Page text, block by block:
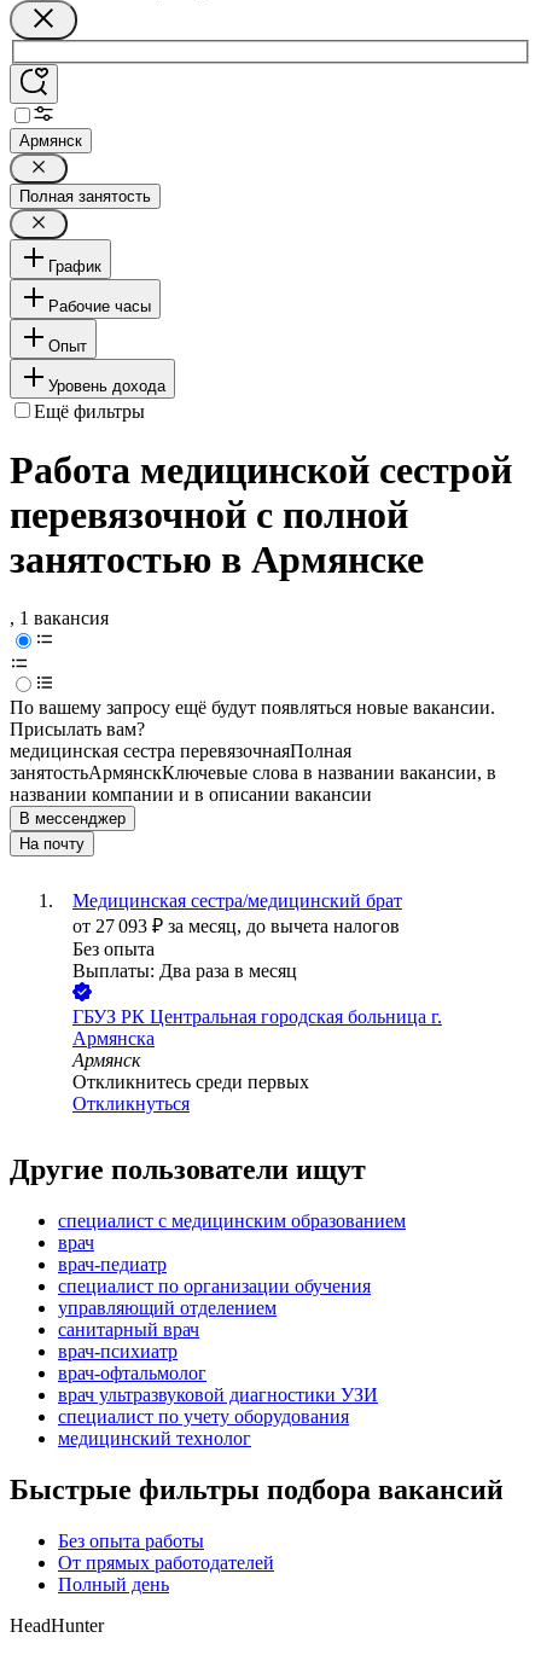
Армянск
Полная занятость
График
Рабочие часы
Опыт
Уровень дохода
Ещё фильтры
Работа медицинской сестрой
перевязочной с полной
занятостью в Армянске
, 1 вакансия
По вашему запросу ещё будут появляться новые вакансии.
Присылать вам?
медицинская сестра перевязочнаяПолная
занятостьАрмянскКлючевые слова в названии вакансии, в
названии компании и в описании вакансии
В мессенджер
На почту
Медицинская сестра/медицинский брат
от 27 093 ₽ за месяц, до вычета налогов
Без опыта
Выплаты: Два раза в месяц
ГБУЗ РК Центральная городская больница г.
Армянска
Армянск
Откликнитесь среди первых
Откликнуться
Другие пользователи ищут
специалист с медицинским образованием
врач
врач-педиатр
специалист по организации обучения
управляющий отделением
санитарный врач
врач-психиатр
врач-офтальмолог
врач ультразвуковой диагностики УЗИ
специалист по учету оборудования
медицинский технолог
Быстрые фильтры подбора вакансий
Без опыта работы
От прямых работодателей
Полный день
HeadHunter